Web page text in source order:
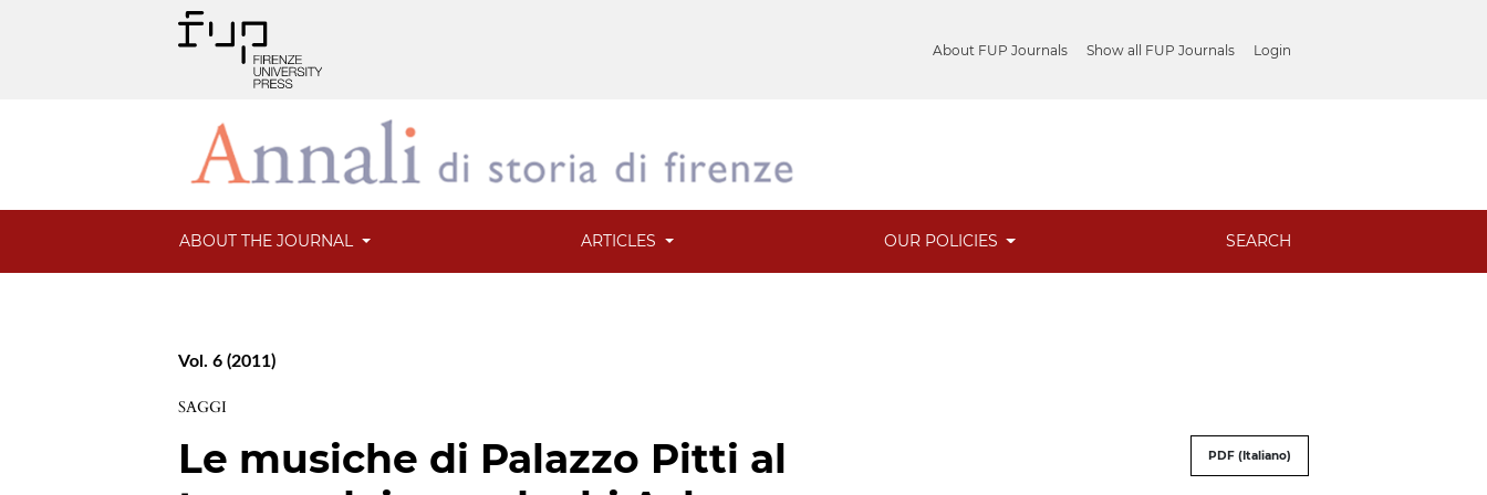
About FUP Journals Show all FUP Journals Login
ABOUT THE JOURNAL ARTICLES OUR POLICIES SEARCH
Vol. 6 (2011)
SAGGI
Le musiche di Palazzo Pitti al
PDF (Italiano)